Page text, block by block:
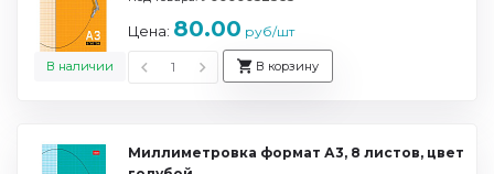
В наличии
Цена: 80.00 руб/шт
В корзину
Миллиметровка формат А3, 8 листов, цвет